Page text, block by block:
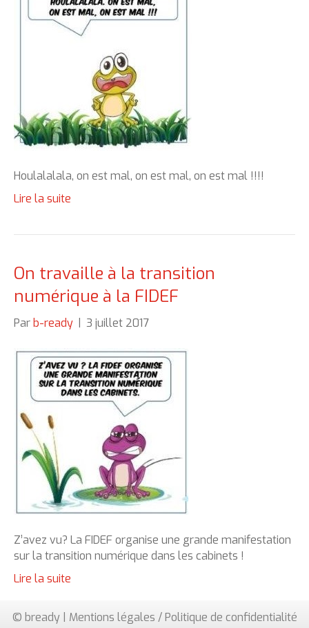
Houlalalala, on est mal, on est mal, on est mal !!!!
Lire la suite
On travaille à la transition
numérique à la FIDEF
Parb-ready | 3 juillet 2017
Z’avez vu? La FIDEF organise une grande manifestation
sur la transition numérique dans les cabinets !
Lire la suite
© bready | Mentions légales / Politique de confidentialité